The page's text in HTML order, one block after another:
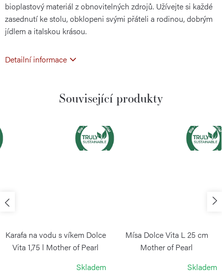
bioplastový materiál z obnovitelných zdrojů. Užívejte si každé
zasednutí ke stolu, obklopeni svými přáteli a rodinou, dobrým
jídlem a italskou krásou.
Detailní informace
Související produkty
Karafa na vodu s víkem Dolce
Vita 1,75 l Mother of Pearl
Skladem
Mísa Dolce Vita L 25 cm
Mother of Pearl
Skladem